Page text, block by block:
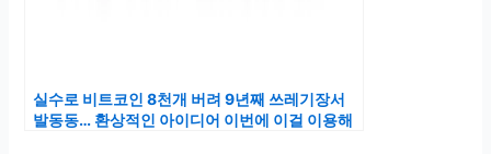
실수로 비트코인 8천개 버려 9년째 쓰레기장서
발동동… 환상적인 아이디어 이번에 이걸 이용해